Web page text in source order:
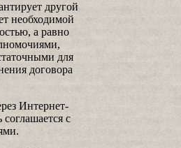
другой
необходимой
а равно
для
договора
Интернет-
с